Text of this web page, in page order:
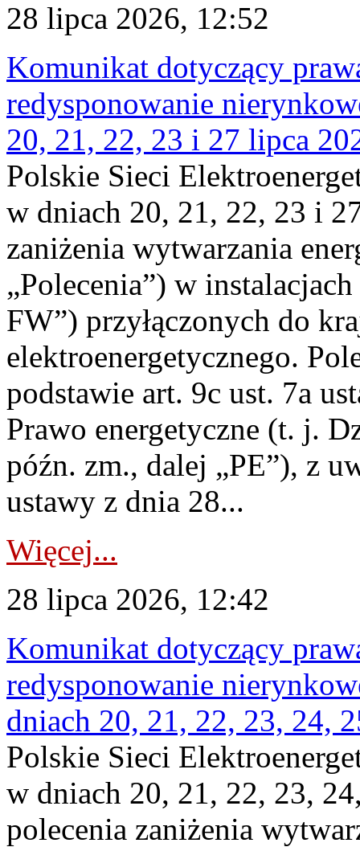
28 lipca 2026, 12:52
Komunikat dotyczący
redysponowanie
20, 21, 22, 23 i 27 lipca
Polskie Sieci
w dniach 20, 21, 22, 23 i
zaniżenia wytwarzania
„Polecenia”) w
FW”) przyłączonych do
elektroenergetycznego.
podstawie art. 9c ust. 7a
Prawo energetyczne (t. j.
późn. zm., dalej „PE”), z
ustawy z dnia 28...
Więcej...
28 lipca 2026, 12:42
Komunikat dotyczący
redysponowanie
dniach 20, 21, 22, 23, 24,
Polskie Sieci
w dniach 20, 21, 22, 23,
polecenia zaniżenia